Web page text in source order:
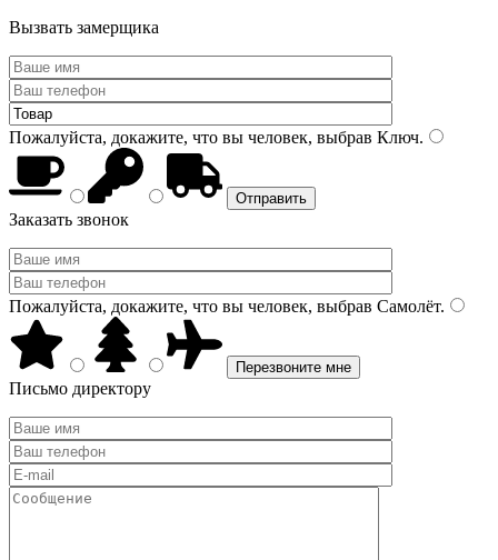
Вызвать замерщика
Пожалуйста, докажите, что вы человек, выбрав Ключ.
Заказать звонок
Пожалуйста, докажите, что вы человек, выбрав Самолёт.
Письмо директору